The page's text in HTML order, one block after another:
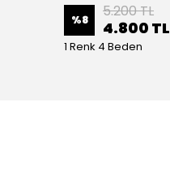
%8 5.200 TL
4.800 TL
1 Renk 4 Beden